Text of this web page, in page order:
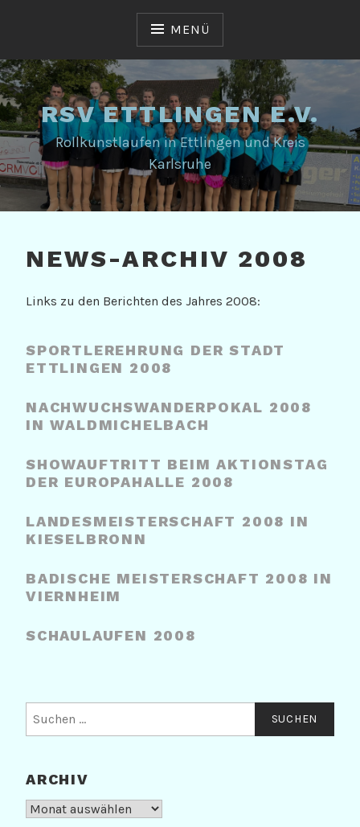
MENÜ
RSV ETTLINGEN E.V.
Rollkunstlaufen in Ettlingen und Kreis
Karlsruhe
NEWS-ARCHIV 2008
Links zu den Berichten des Jahres 2008:
SPORTLEREHRUNG DER STADT
ETTLINGEN 2008
NACHWUCHSWANDERPOKAL 2008
IN WALDMICHELBACH
SHOWAUFTRITT BEIM AKTIONSTAG
DER EUROPAHALLE 2008
LANDESMEISTERSCHAFT 2008 IN
KIESELBRONN
BADISCHE MEISTERSCHAFT 2008 IN
VIERNHEIM
SCHAULAUFEN 2008
nach:
ARCHIV
Archiv